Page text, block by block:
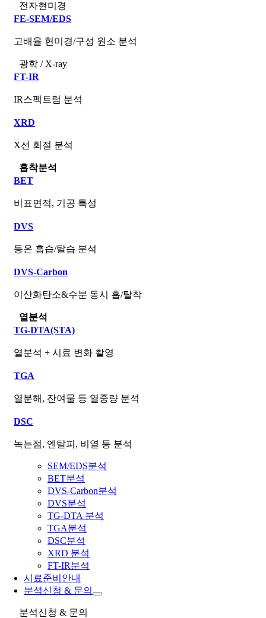
전자현미경
FE-SEM/EDS
고배율 현미경/구성 원소 분석
광학 / X-ray
FT-IR
IR스펙트럼 분석
XRD
X선 회절 분석
흡착분석
BET
비표면적, 기공 특성
DVS
등온 흡습/탈습 분석
DVS-Carbon
이산화탄소&수분 동시 흡/탈착
열분석
TG-DTA(STA)
열분석 + 시료 변화 촬영
TGA
열분해, 잔여물 등 열중량 분석
DSC
녹는점, 엔탈피, 비열 등 분석
SEM/EDS분석
BET분석
DVS-Carbon분석
DVS분석
TG-DTA 분석
TGA분석
DSC분석
XRD 분석
FT-IR분석
시료준비안내
분석신청 & 문의
분석신청 & 문의